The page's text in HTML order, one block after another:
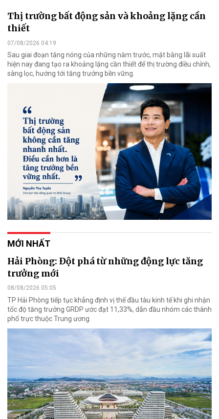
Thị trường bất động sản và khoảng lặng cần
thiết
07/08/2026 04:19
Sau giai đoạn tăng nóng của những năm trước, mặt bằng lãi suất
hiện nay đang tạo ra khoảng lặng cần thiết để thị trường điều chỉnh,
sàng lọc, hướng tới tăng trưởng bền vững.
MỚI NHẤT
Hải Phòng: Đột phá từ những động lực tăng
trưởng mới
08/08/2026 05:05
TP Hải Phòng tiếp tục khẳng định vị thế đầu tàu kinh tế khi ghi nhận
tốc độ tăng trưởng GRDP ước đạt 11,33%, dẫn đầu nhóm các thành
phố trực thuộc Trung ương.